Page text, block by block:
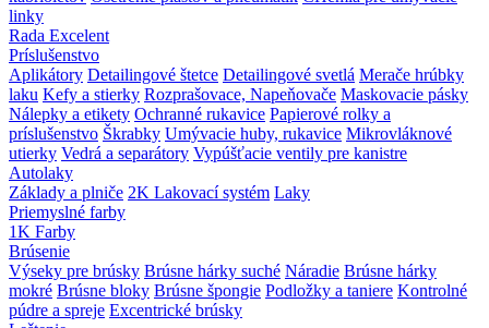
linky
Rada Excelent
Príslušenstvo
Aplikátory Detailingové štetce Detailingové svetlá Merače hrúbky
laku Kefy a stierky Rozprašovace, Napeňovače Maskovacie pásky
Nálepky a etikety Ochranné rukavice Papierové rolky a
príslušenstvo Škrabky Umývacie huby, rukavice Mikrovláknové
utierky Vedrá a separátory Vypúšťacie ventily pre kanistre
Autolaky
Základy a plniče 2K Lakovací systém Laky
Priemyslné farby
1K Farby
Brúsenie
Výseky pre brúsky Brúsne hárky suché Náradie Brúsne hárky
mokré Brúsne bloky Brúsne špongie Podložky a taniere Kontrolné
púdre a spreje Excentrické brúsky